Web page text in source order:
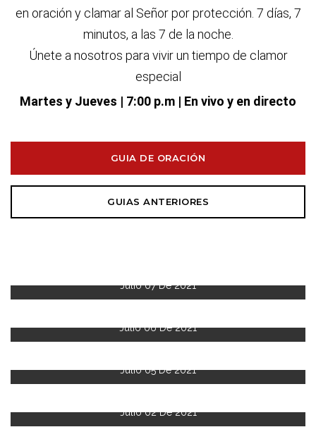
en oración y clamar al Señor por protección. 7 días, 7
minutos, a las 7 de la noche.
Únete a nosotros para vivir un tiempo de clamor
especial
Martes y Jueves | 7:00 p.m | En vivo y en directo
GUIA DE ORACIÓN
GUIAS ANTERIORES
Julio 07 De 2021
Julio 06 De 2021
Julio 05 De 2021
Julio 02 De 2021